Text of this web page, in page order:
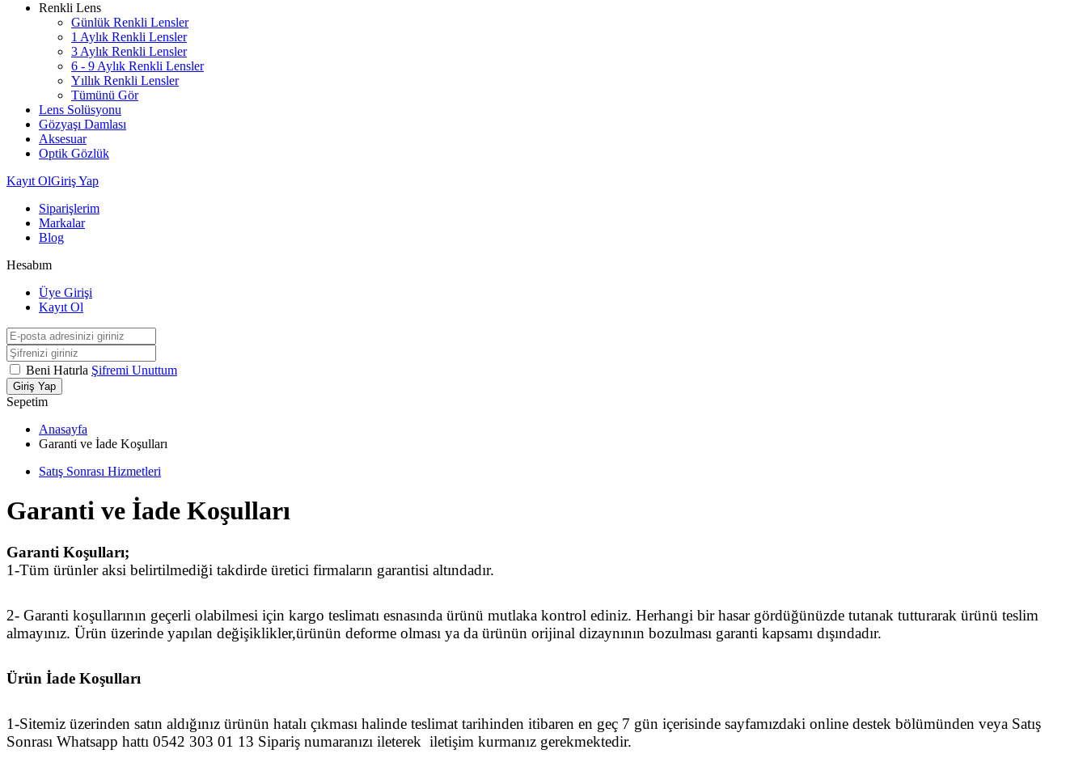
Renkli Lens
Günlük Renkli Lensler
1 Aylık Renkli Lensler
3 Aylık Renkli Lensler
6 - 9 Aylık Renkli Lensler
Yıllık Renkli Lensler
Tümünü Gör
Lens Solüsyonu
Gözyaşı Damlası
Aksesuar
Optik Gözlük
Kayıt OlGiriş Yap
Siparişlerim
Markalar
Blog
Hesabım
Üye Girişi
Kayıt Ol
Beni Hatırla Şifremi Unuttum
Giriş Yap
Sepetim
Anasayfa
Garanti ve İade Koşulları
Satış Sonrası Hizmetleri
Garanti ve İade Koşulları
Garanti Koşulları;
1-Tüm ürünler aksi belirtilmediği takdirde üretici firmaların garantisi altındadır.
2- Garanti koşullarının geçerli olabilmesi için kargo teslimatı esnasında ürünü mutlaka kontrol ediniz. Herhangi bir hasar gördüğünüzde tutanak tutturarak ürünü teslim
almayınız. Ürün üzerinde yapılan değişiklikler,ürünün deforme olması ya da ürünün orijinal dizaynının bozulması garanti kapsamı dışındadır.
Ürün İade Koşulları
1-Sitemiz üzerinden satın aldığınız ürünün hatalı çıkması halinde teslimat tarihinden itibaren en geç 7 gün içerisinde sayfamızdaki online destek bölümünden veya Satış
Sonrası Whatsapp hattı 0542 303 01 13 Sipariş numaranızı ileterek iletişim kurmanız gerekmektedir.